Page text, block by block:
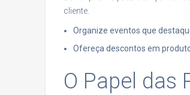
cliente.
Organize eventos que
Ofereça descontos em
O Papel das